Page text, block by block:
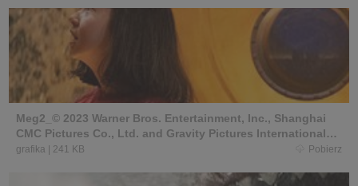
Meg2_© 2023 Warner Bros. Entertainment, Inc., Shanghai
CMC Pictures Co., Ltd. and Gravity Pictures International
Limited. All Righ ts Reserved (2).JPEG
grafika 241 KB Pobierz